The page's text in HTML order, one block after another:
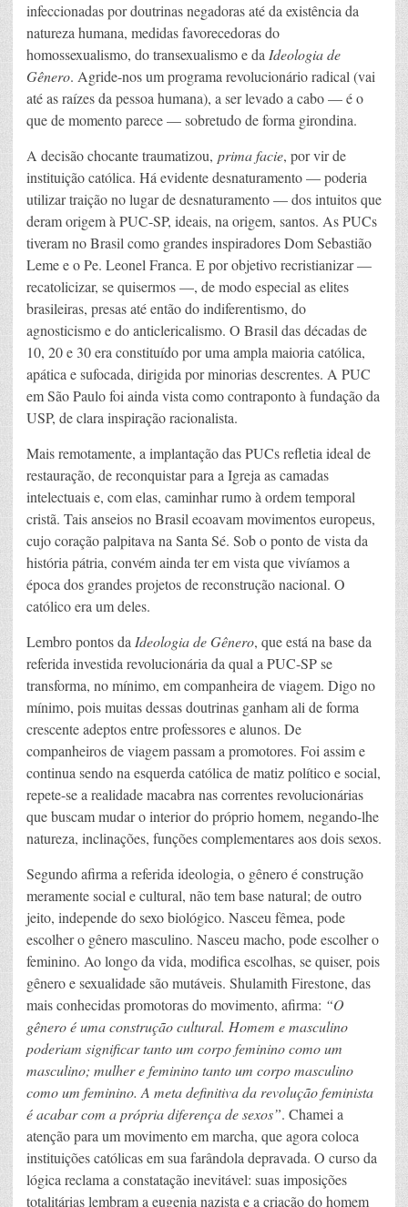
infeccionadas por doutrinas negadoras até da existência da
natureza humana, medidas favorecedoras do
homossexualismo, do transexualismo e daIdeologia de
Gênero. Agride-nos um programa revolucionário radical (vai
até as raízes da pessoa humana), a ser levado a cabo — é o
que de momento parece — sobretudo de forma girondina.
A decisão chocante traumatizou, prima facie, por vir de
instituição católica. Há evidente desnaturamento — poderia
utilizar traição no lugar de desnaturamento — dos intuitos que
deram origem à PUC-SP, ideais, na origem, santos. As PUCs
tiveram no Brasil como grandes inspiradores Dom Sebastião
Leme e o Pe. Leonel Franca. E por objetivo recristianizar —
recatolicizar, se quisermos —, de modo especial as elites
brasileiras, presas até então do indiferentismo, do
agnosticismo e do anticlericalismo. O Brasil das décadas de
10, 20 e 30 era constituído por uma ampla maioria católica,
apática e sufocada, dirigida por minorias descrentes. A PUC
em São Paulo foi ainda vista como contraponto à fundação da
USP, de clara inspiração racionalista.
Mais remotamente, a implantação das PUCs refletia ideal de
restauração, de reconquistar para a Igreja as camadas
intelectuais e, com elas, caminhar rumo à ordem temporal
cristã. Tais anseios no Brasil ecoavam movimentos europeus,
cujo coração palpitava na Santa Sé. Sob o ponto de vista da
história pátria, convém ainda ter em vista que vivíamos a
época dos grandes projetos de reconstrução nacional. O
católico era um deles.
Lembro pontos daIdeologia de Gênero, que está na base da
referida investida revolucionária da qual a PUC-SP se
transforma, no mínimo, em companheira de viagem. Digo no
mínimo, pois muitas dessas doutrinas ganham ali de forma
crescente adeptos entre professores e alunos. De
companheiros de viagem passam a promotores. Foi assim e
continua sendo na esquerda católica de matiz político e social,
repete-se a realidade macabra nas correntes revolucionárias
que buscam mudar o interior do próprio homem, negando-lhe
natureza, inclinações, funções complementares aos dois sexos.
Segundo afirma a referida ideologia, o gênero é construção
meramente social e cultural, não tem base natural; de outro
jeito, independe do sexo biológico. Nasceu fêmea, pode
escolher o gênero masculino. Nasceu macho, pode escolher o
feminino. Ao longo da vida, modifica escolhas, se quiser, pois
gênero e sexualidade são mutáveis. Shulamith Firestone, das
mais conhecidas promotoras do movimento, afirma: “O
gênero é uma construção cultural. Homem e masculino
poderiam significar tanto um corpo feminino como um
masculino; mulher e feminino tanto um corpo masculino
como um feminino. A meta definitiva da revolução feminista
é acabar com a própria diferença de sexos”. Chamei a
atenção para um movimento em marcha, que agora coloca
instituições católicas em sua farândola depravada. O curso da
lógica reclama a constatação inevitável: suas imposições
totalitárias lembram a eugenia nazista e a criação do homem